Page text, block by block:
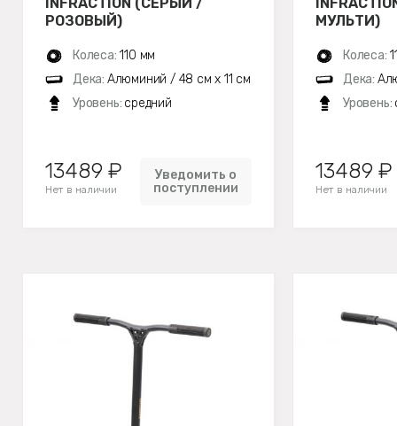
РОЗОВЫЙ)
Колеса: 110 мм
Дека: Алюминий / 48 см x 11 см
Уровень: средний
13489 ₽
Нет в наличии
Уведомить о
поступлении
МУЛЬТИ)
Колеса:
Дека:
Уровень:
13489 ₽
Нет в наличии